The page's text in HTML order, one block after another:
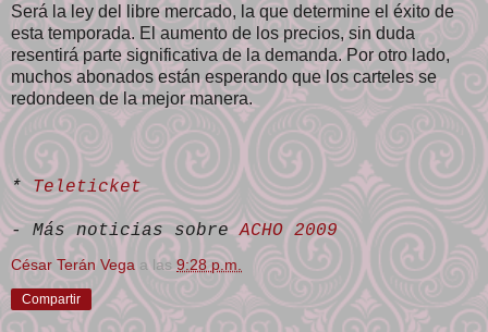
Será la ley del libre mercado, la que determine el éxito de
esta temporada. El aumento de los precios, sin duda
resentirá parte significativa de la demanda. Por otro lado,
muchos abonados están esperando que los carteles se
redondeen de la mejor manera.
*Teleticket
- Más noticias sobreACHO 2009
César Terán Vega a las 9:28 p.m.
Compartir